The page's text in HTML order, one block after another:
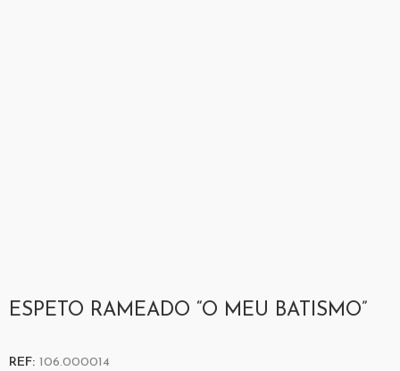
ESPETO RAMEADO “O MEU BATISMO”
REF: 106.000014